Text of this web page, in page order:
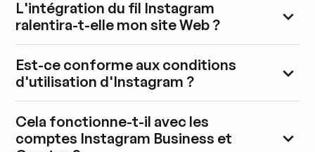
L'intégration du fil Instagram
ralentira-t-elle mon site Web ?
Est-ce conforme aux conditions
d'utilisation d'Instagram ?
Cela fonctionne-t-il avec les
comptes Instagram Business et